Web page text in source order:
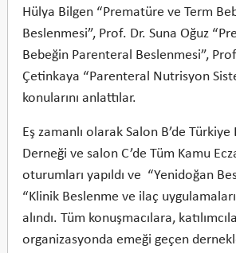
Hülya Bilgen “Prematüre ve Term
Beslenmesi”, Prof. Dr. Suna Oğuz
Bebeğin Parenteral Beslenmesi”,
Çetinkaya “Parenteral Nutrisyon
konularını anlattılar.
Eş zamanlı olarak Salon B’de
Derneği ve salon C’de Tüm Kamu
oturumları yapıldı ve “Yenidoğan
“Klinik Beslenme ve ilaç
alındı. Tüm konuşmacılara,
organizasyonda emeği geçen